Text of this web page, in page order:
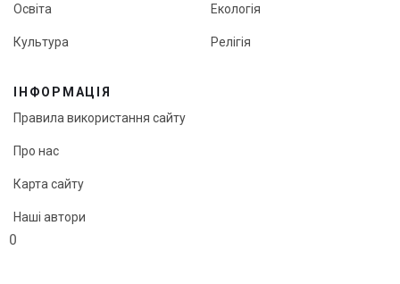
0
Освіта
Культура
Екологія
Релігія
ІНФОРМАЦІЯ
Правила використання сайту
Про нас
Карта сайту
Наші автори